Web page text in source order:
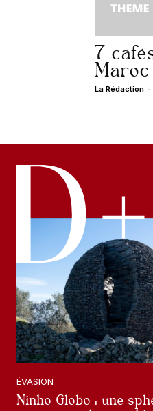
7
Maroc
La Rédaction -
ÉVASION
Ninho Globo : une